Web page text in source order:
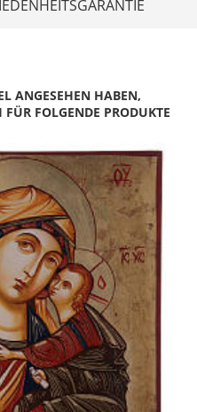
ANGESEHEN HABEN,
FOLGENDE PRODUKTE